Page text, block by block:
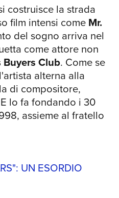
il primo disco
riscontro da
è con "A
la band
di copie nel
musica smussa
e si
Restano
in "From
di
costruisce la strada
film intensi come Mr.
del sogno arriva nel
come attore non
Buyers Club. Come se
alterna alla
di compositore,
lo fa fondando i 30
assieme al fratello
UN ESORDIO